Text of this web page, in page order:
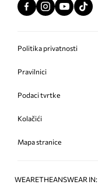
Politika privatnosti
Pravilnici
Podaci tvrtke
Kolačići
Mapa stranice
WEARETHEANSWEAR IN: